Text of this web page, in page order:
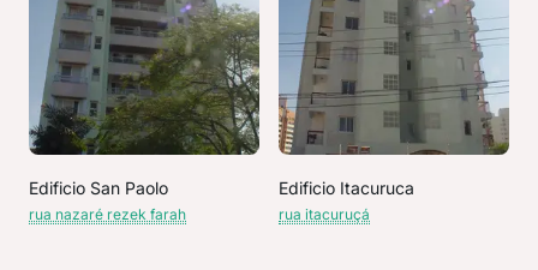
Edificio San Paolo
rua nazaré rezek farah
Edificio Itacuruca
rua itacuruçá